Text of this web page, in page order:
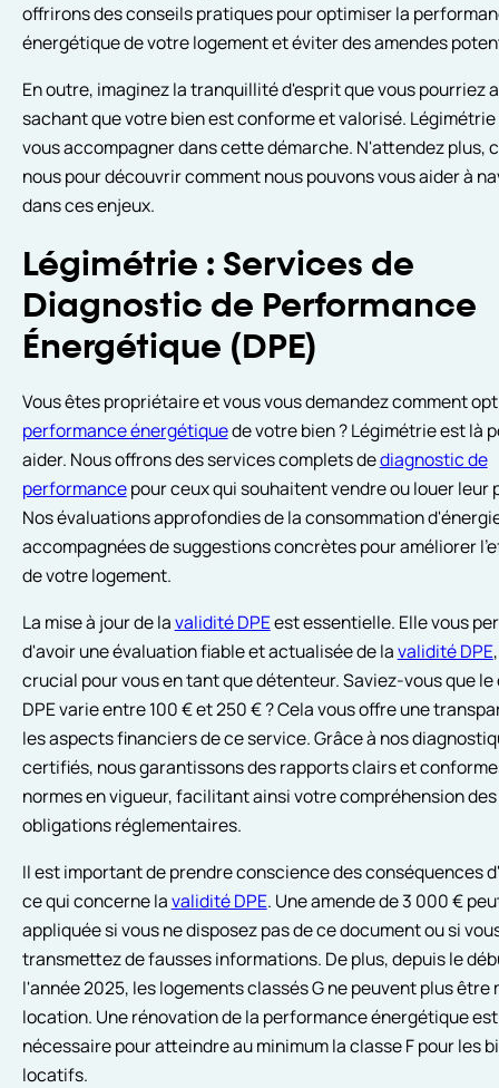
offrirons des conseils pratiques pour optimiser la
énergétique de votre logement et éviter des amendes
En outre, imaginez la tranquillité d'esprit que vous pourriez
sachant que votre bien est conforme et valorisé.
vous accompagner dans cette démarche. N'attendez plus,
nous pour découvrir comment nous pouvons vous aider à
dans ces enjeux.
Légimétrie : Services de
Diagnostic de Performance
Énergétique (DPE)
Vous êtes propriétaire et vous vous demandez comment
performance énergétiquede votre bien ? Légimétrie est là
aider. Nous offrons des services complets dediagnostic de
performancepour ceux qui souhaitent vendre ou louer leur
Nos évaluations approfondies de la consommation
accompagnées de suggestions concrètes pour améliorer
de votre logement.
La mise à jour de lavalidité DPEest essentielle. Elle vous
d'avoir une évaluation fiable et actualisée de lavalidité DPE
crucial pour vous en tant que détenteur. Saviez-vous que le
DPE varie entre 100 € et 250 € ? Cela vous offre une
les aspects financiers de ce service. Grâce à nos
certifiés, nous garantissons des rapports clairs et
normes en vigueur, facilitant ainsi votre compréhension des
obligations réglementaires.
Il est important de prendre conscience des conséquences
ce qui concerne lavalidité DPE. Une amende de 3 000 €
appliquée si vous ne disposez pas de ce document ou si
transmettez de fausses informations. De plus, depuis le
l'année 2025, les logements classés G ne peuvent plus être
location. Une rénovation de la performance énergétique
nécessaire pour atteindre au minimum la classe F pour les
locatifs.